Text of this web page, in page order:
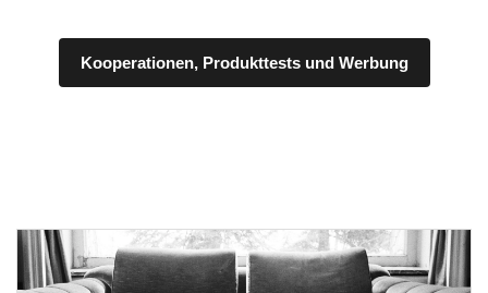
Kooperationen, Produkttests und Werbung